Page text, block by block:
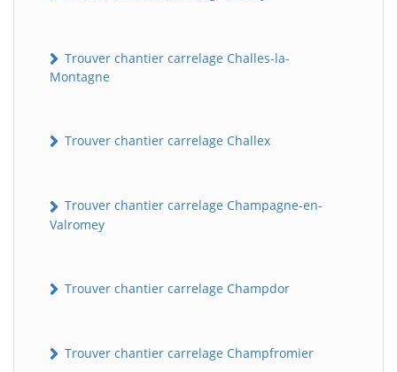
Trouver chantier carrelage Challes-la-
Montagne
Trouver chantier carrelage Challex
Trouver chantier carrelage Champagne-en-
Valromey
Trouver chantier carrelage Champdor
Trouver chantier carrelage Champfromier